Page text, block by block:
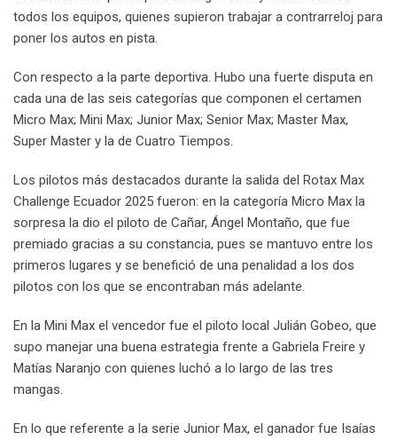
todos los equipos, quienes supieron trabajar a contrarreloj para
poner los autos en pista.
Con respecto a la parte deportiva. Hubo una fuerte disputa en
cada una de las seis categorías que componen el certamen
Micro Max; Mini Max; Junior Max; Senior Max; Master Max,
Super Master y la de Cuatro Tiempos.
Los pilotos más destacados durante la salida del Rotax Max
Challenge Ecuador 2025 fueron: en la categoría Micro Max la
sorpresa la dio el piloto de Cañar, Ángel Montaño, que fue
premiado gracias a su constancia, pues se mantuvo entre los
primeros lugares y se benefició de una penalidad a los dos
pilotos con los que se encontraban más adelante.
En la Mini Max el vencedor fue el piloto local Julián Gobeo, que
supo manejar una buena estrategia frente a Gabriela Freire y
Matías Naranjo con quienes luchó a lo largo de las tres
mangas.
En lo que referente a la serie Junior Max, el ganador fue Isaías